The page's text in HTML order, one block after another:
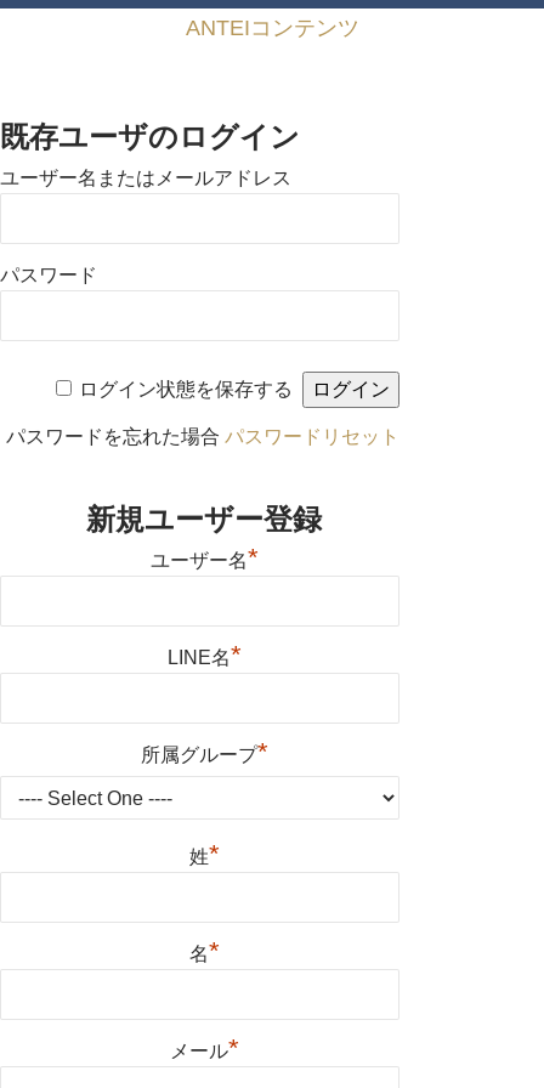
ANTEIコンテンツ
既存ユーザのログイン
ユーザー名またはメールアドレス
パスワード
ログイン状態を保存する
パスワードを忘れた場合パスワードリセット
新規ユーザー登録
ユーザー名*
LINE名*
所属グループ*
姓*
名*
メール*